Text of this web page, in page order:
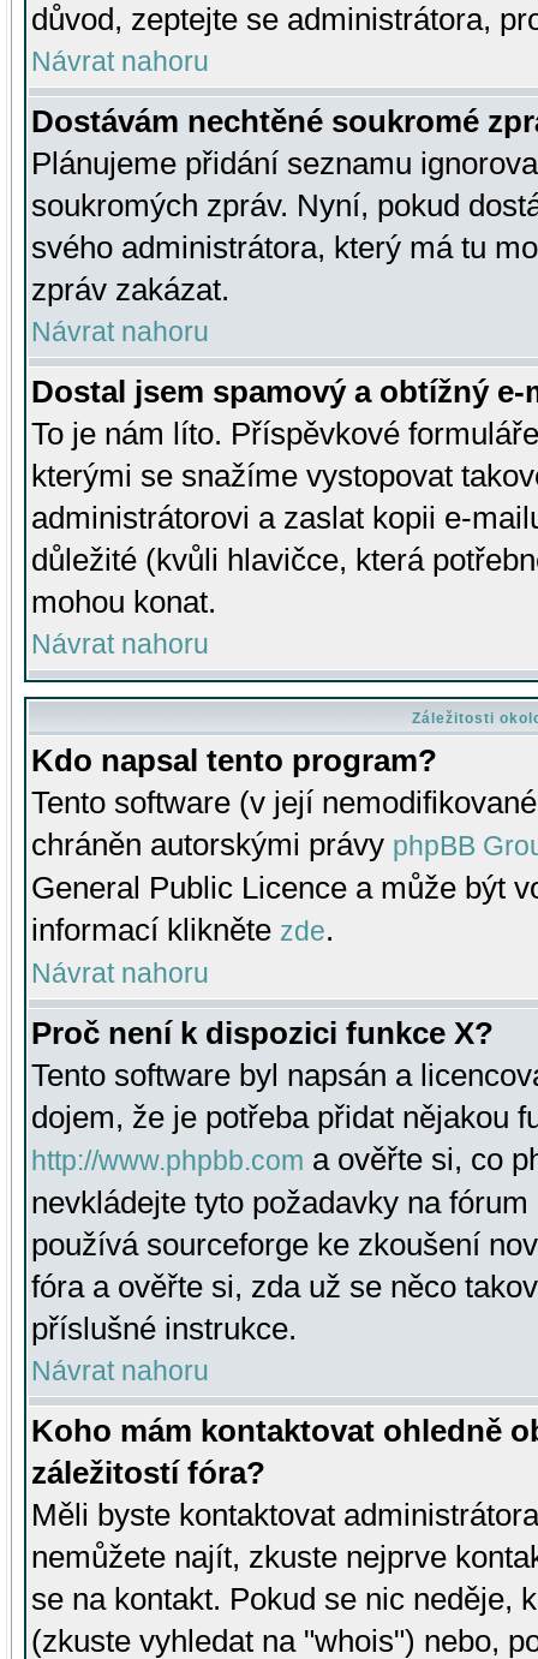
důvod, zeptejte se administrátora,
Návrat nahoru
Dostávám nechtěné soukromé
Plánujeme přidání seznamu
soukromých zpráv. Nyní, pokud
svého administrátora, který má tu
zpráv zakázat.
Návrat nahoru
Dostal jsem spamový a obtížný
To je nám líto. Příspěvkové
kterými se snažíme vystopovat
administrátorovi a zaslat kopii e-
důležité (kvůli hlavičce, která
mohou konat.
Návrat nahoru
Záležitosti
Kdo napsal tento program?
Tento software (v její
chráněn autorskými právy phpBB
General Public Licence a může být
informací klikněte zde.
Návrat nahoru
Proč není k dispozici funkce X?
Tento software byl napsán a
dojem, že je potřeba přidat nějakou
http://www.phpbb.com a ověřte si, co
nevkládejte tyto požadavky na
používá sourceforge ke zkoušení
fóra a ověřte si, zda už se něco
příslušné instrukce.
Návrat nahoru
Koho mám kontaktovat ohledně
záležitostí fóra?
Měli byste kontaktovat
nemůžete najít, zkuste nejprve
se na kontakt. Pokud se nic neděje,
(zkuste vyhledat na "whois") nebo,